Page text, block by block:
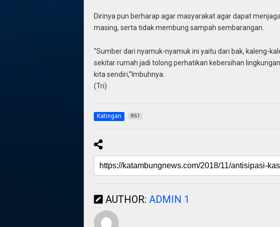
Dirinya pun berharap agar masyarakat agar dapat
masing, serta tidak membung sampah sembarangan.
“Sumber dari nyamuk-nyamuk ini yaitu dari bak, kaleng-
sekitar rumah jadi tolong perhatikan kebersihan
kita sendiri,”Imbuhnya.
(Tri)
Katingan 861
AUTHOR: ADMIN 1